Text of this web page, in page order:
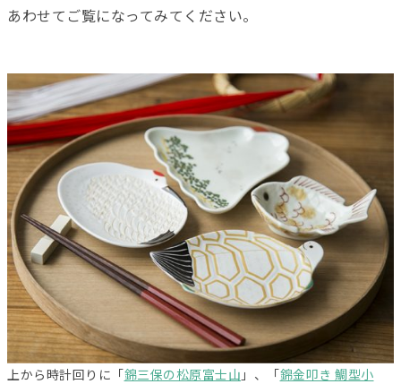
あわせてご覧になってみてください。
上から時計回りに「 錦三保の松原富士山 」、「 錦金叩き 鯛型小